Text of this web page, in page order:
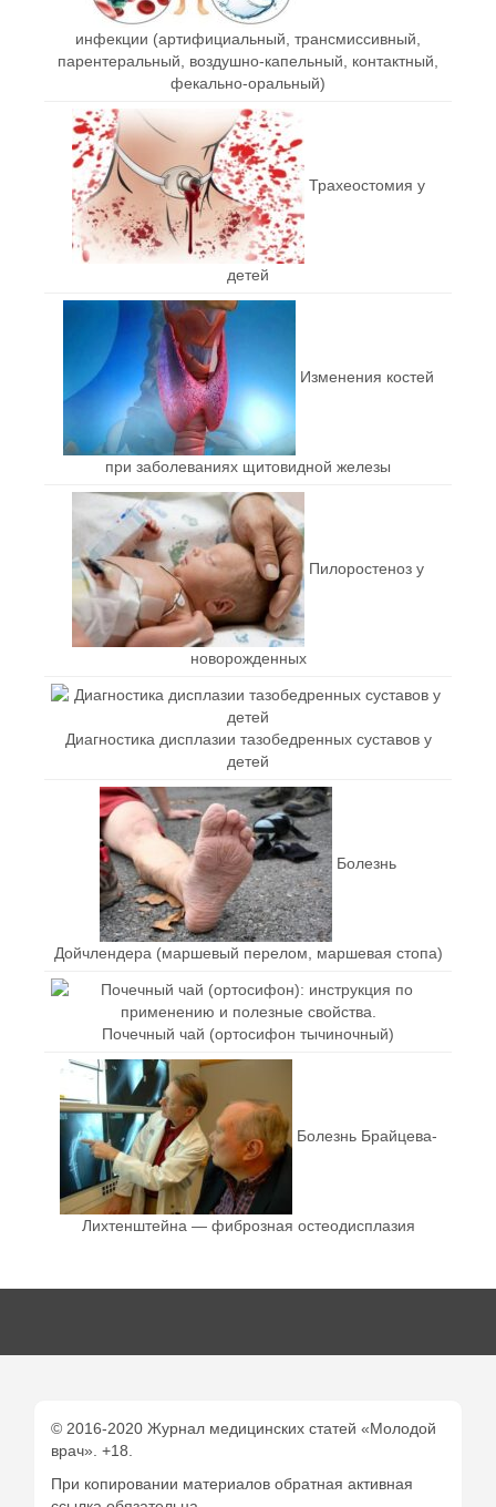
инфекции (артифициальный, трансмиссивный,
парентеральный, воздушно-капельный, контактный,
фекально-оральный)
Трахеостомия у
детей
Изменения костей
при заболеваниях щитовидной железы
Пилоростеноз у
новорожденных
Диагностика дисплазии тазобедренных суставов у
детей
Болезнь
Дойчлендера (маршевый перелом, маршевая стопа)
Почечный чай (ортосифон тычиночный)
Болезнь Брайцева-
Лихтенштейна — фиброзная остеодисплазия
© 2016-2020 Журнал медицинских статей «Молодой
врач». +18.
При копировании материалов обратная активная